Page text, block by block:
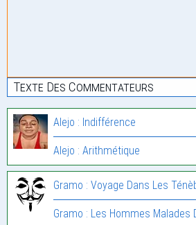
Texte Des Commentateurs
Alejo : Indifférence
Alejo : Arithmétique
Gramo : Voyage Dans Les
Gramo : Les Hommes Malades